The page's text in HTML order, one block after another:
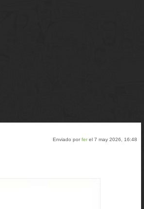
Enviado porferel 7 may 2026, 16:48